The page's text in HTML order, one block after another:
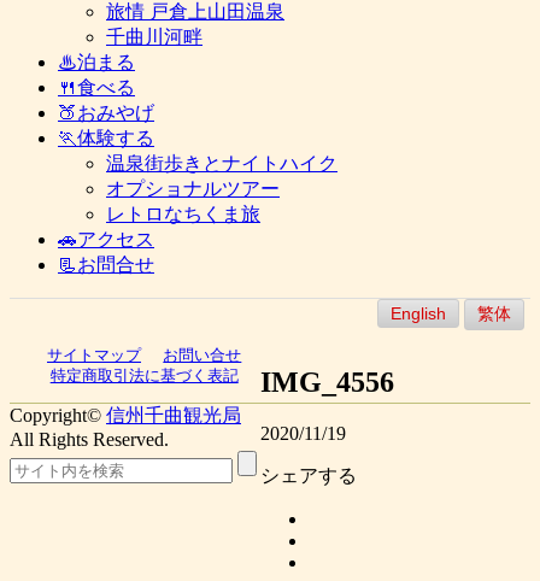
旅情 戸倉上山田温泉
千曲川河畔
♨泊まる
🍴食べる
🍑おみやげ
🏃体験する
温泉街歩きとナイトハイク
オプショナルツアー
レトロなちくま旅
🚗アクセス
📃お問合せ
English 繁体
IMG_4556
2020/11/19
シェアする
サイトマップ
お問い合せ
特定商取引法に基づく表記
Copyright© 信州千曲観光局
All Rights Reserved.